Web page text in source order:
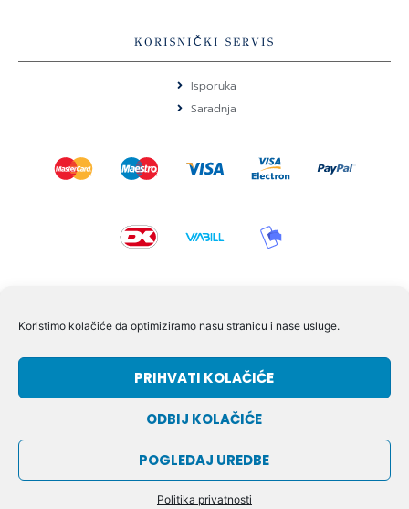
Koristimo kolačiće da optimiziramo nasu stranicu i nase usluge.
PRIHVATI KOLAČIĆE
ODBIJ KOLAČIĆE
POGLEDAJ UREDBE
Politika privatnosti
KORISNIČKI SERVIS
Isporuka
Saradnja
Volmersvej 11 6000 Kolding Danska
+45 60609846
CVR Nr. 42779997